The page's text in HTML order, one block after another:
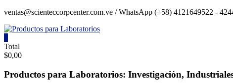
Saltar
ventas@scienteccorpcenter.com.ve / WhatsApp (+58) 4121649522 -
Productos
para
Laboratorios
Total
$0,00
Productos para Laboratorios: Investigación,